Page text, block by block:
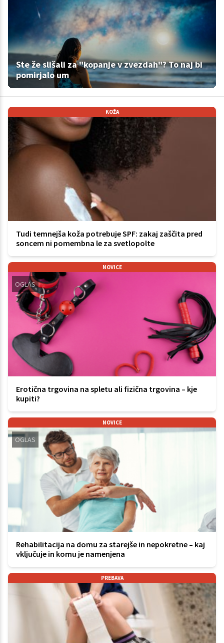
Ste že slišali za "kopanje v zvezdah"? To naj bi
pomirjalo um
KOŽA
Tudi temnejša koža potrebuje SPF: zakaj zaščita pred
soncem ni pomembna le za svetlopolte
NOVICE
OGLAS
Erotična trgovina na spletu ali fizična trgovina – kje
kupiti?
NOVICE
OGLAS
Rehabilitacija na domu za starejše in nepokretne – kaj
vključuje in komu je namenjena
PREBAVA